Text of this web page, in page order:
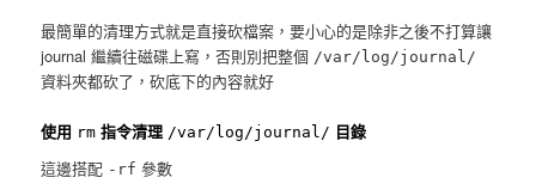
最簡單的清理方式就是直接砍檔案，要小心的是除非之後不打算讓
journal 繼續往磁碟上寫，否則別把整個 /var/log/journal/
資料夾都砍了，砍底下的內容就好
使用 rm 指令清理 /var/log/journal/ 目錄
這邊搭配 -rf 參數